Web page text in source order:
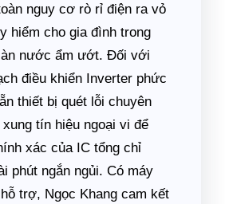
nguy cơ rò rỉ điện ra vỏ
hiểm cho gia đình trong
nước ẩm ướt. Đối với
điều khiển Inverter phức
thiết bị quét lỗi chuyên
tín hiệu ngoại vi để
xác của IC tổng chỉ
phút ngắn ngủi. Có máy
trợ, Ngọc Khang cam kết